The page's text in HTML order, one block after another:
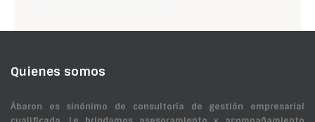
Quienes somos
Ábaron es sinónimo de consultoría de gestión empresarial